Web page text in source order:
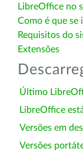
LibreOffice no
Como é que se
Requisitos do
Extensões
Último
LibreOffice
Versões em
Versões